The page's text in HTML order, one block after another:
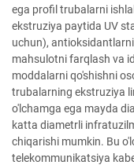
ega profil trubalarni
ekstruziya paytida UV
uchun),
mahsulotni farqlash va
moddalarni qo'shishni
trubalarning ekstruziya
o'lchamga ega mayda
katta diametrli
chiqarishi mumkin. Bu
telekommunikatsiya